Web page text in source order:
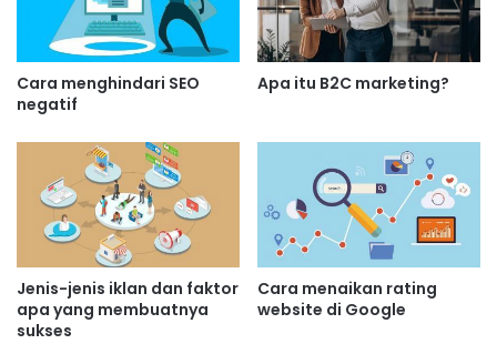
Cara menghindari SEO
negatif
Apa itu B2C marketing?
Jenis-jenis iklan dan faktor
apa yang membuatnya
sukses
Cara menaikan rating
website di Google